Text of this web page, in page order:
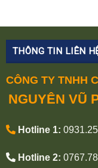
THÔNG TIN LIÊN
CÔNG TY TNHH
NGUYÊN VŨ
Hotline 1:
Hotline 2: